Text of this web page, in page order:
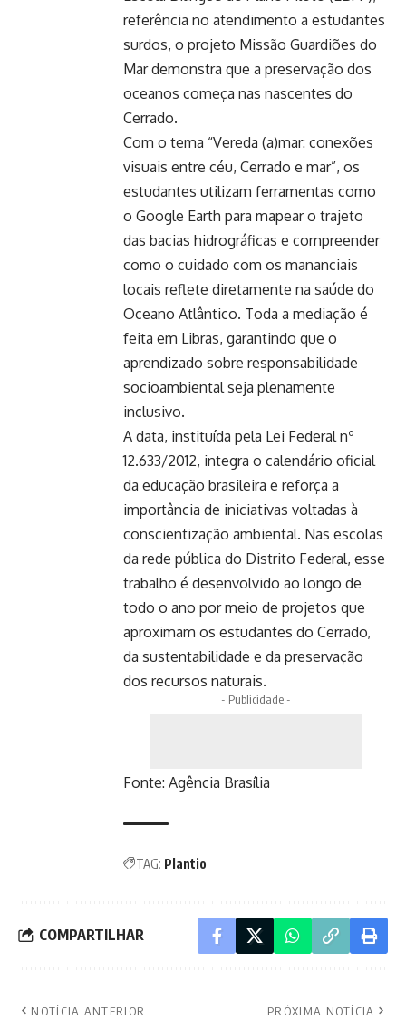
referência no atendimento a estudantes
surdos, o projeto Missão Guardiões do
Mar demonstra que a preservação dos
oceanos começa nas nascentes do
Cerrado.
Com o tema “Vereda (a)mar: conexões
visuais entre céu, Cerrado e mar”, os
estudantes utilizam ferramentas como
o Google Earth para mapear o trajeto
das bacias hidrográficas e compreender
como o cuidado com os mananciais
locais reflete diretamente na saúde do
Oceano Atlântico. Toda a mediação é
feita em Libras, garantindo que o
aprendizado sobre responsabilidade
socioambiental seja plenamente
inclusivo.
A data, instituída pela Lei Federal nº
12.633/2012, integra o calendário oficial
da educação brasileira e reforça a
importância de iniciativas voltadas à
conscientização ambiental. Nas escolas
da rede pública do Distrito Federal, esse
trabalho é desenvolvido ao longo de
todo o ano por meio de projetos que
aproximam os estudantes do Cerrado,
da sustentabilidade e da preservação
dos recursos naturais.
- Publicidade -
Fonte: Agência Brasília
TAG: Plantio
COMPARTILHAR
NOTÍCIA ANTERIOR PRÓXIMA NOTÍCIA